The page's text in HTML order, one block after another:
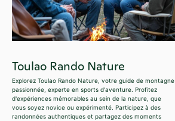
Toulao Rando Nature
Explorez Toulao Rando Nature, votre guide de montagne
passionnée, experte en sports d'aventure. Profitez
d'expériences mémorables au sein de la nature, que
vous soyez novice ou expérimenté. Participez à des
randonnées authentiques et partagez des moments